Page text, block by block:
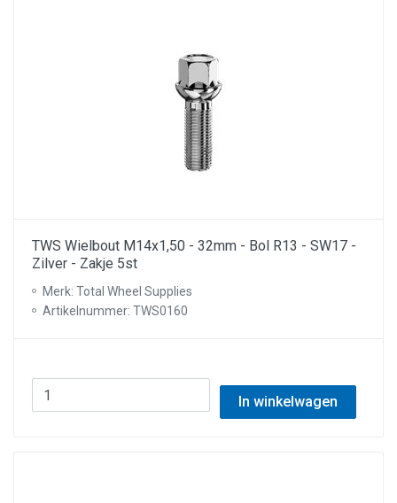
TWS Wielbout M14x1,50 - 32mm - Bol R13 - SW17 -
Zilver - Zakje 5st
Merk: Total Wheel Supplies
Artikelnummer: TWS0160
In winkelwagen